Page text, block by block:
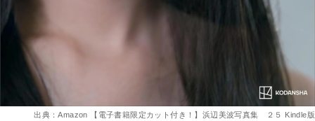
出典：Amazon 【電子書籍限定カット付き！】浜辺美波写真集 ２５ Kindle版